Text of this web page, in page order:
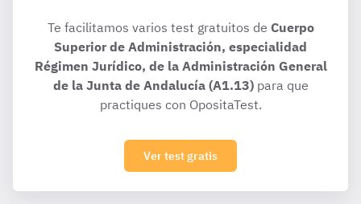
Te facilitamos varios test gratuitos de Cuerpo
Superior de Administración, especialidad
Régimen Jurídico, de la Administración General
de la Junta de Andalucía (A1.13)para que
practiques con OpositaTest.
Ver test gratis